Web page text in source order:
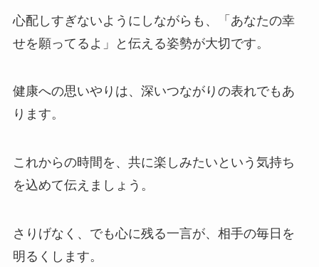
心配しすぎないようにしながらも、「あなたの幸
せを願ってるよ」と伝える姿勢が大切です。
健康への思いやりは、深いつながりの表れでもあ
ります。
これからの時間を、共に楽しみたいという気持ち
を込めて伝えましょう。
さりげなく、でも心に残る一言が、相手の毎日を
明るくします。